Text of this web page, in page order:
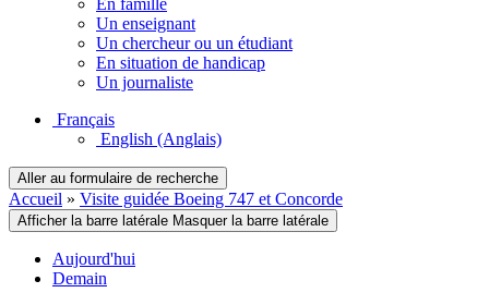
En famille
Un enseignant
Un chercheur ou un étudiant
En situation de handicap
Un journaliste
Français
English (Anglais)
Aller au formulaire de recherche
Accueil » Visite guidée Boeing 747 et Concorde
Afficher la barre latérale Masquer la barre latérale
Aujourd'hui
Demain